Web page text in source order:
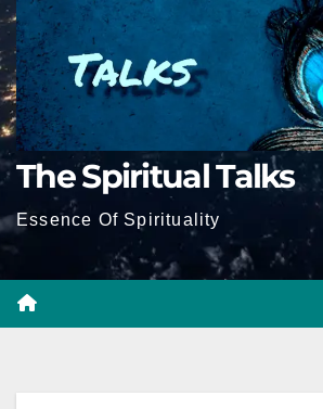
The Spiritual Talks
Essence Of Spirituality